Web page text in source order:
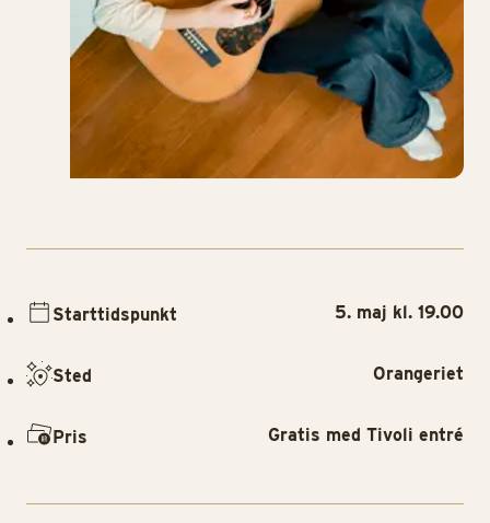
Starttidspunkt 5. maj kl. 19.00
Sted Orangeriet
Pris Gratis med Tivoli entré